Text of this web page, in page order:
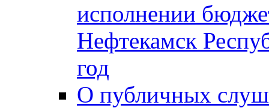
исполнении
Нефтекамск
год
О публичных